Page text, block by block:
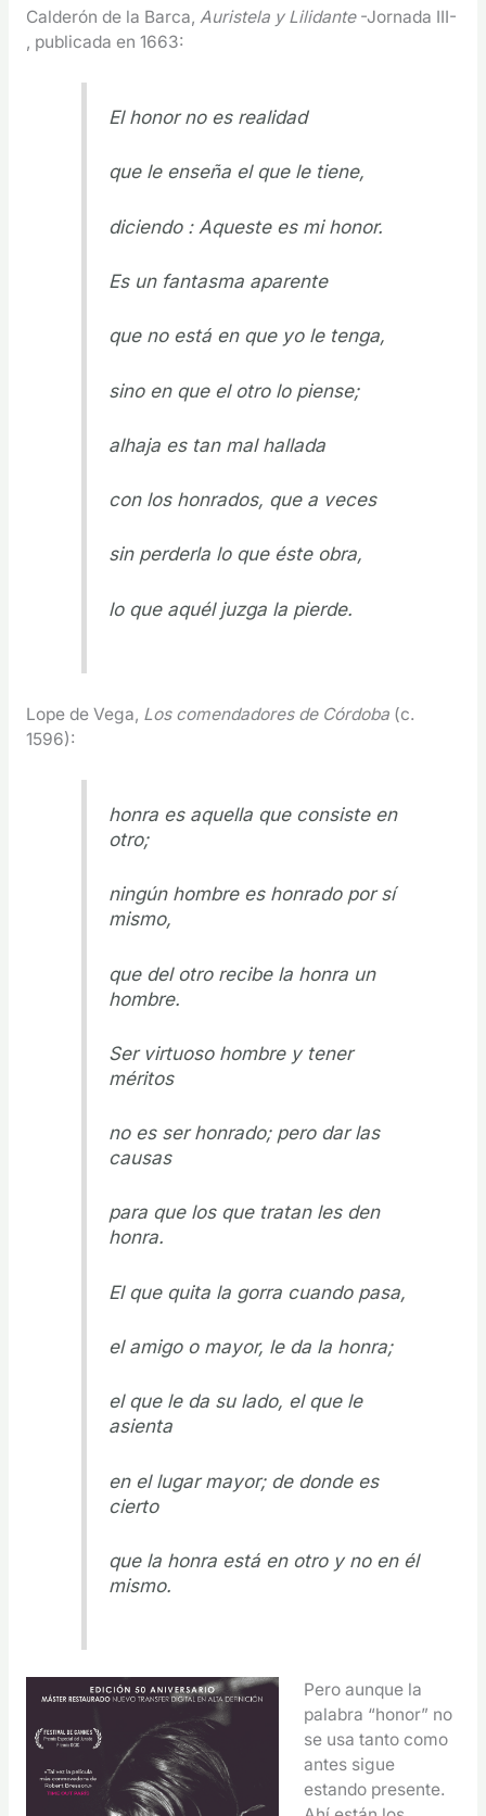
Calderón de la Barca, Auristela y Lilidante-Jornada III-
, publicada en 1663:
El honor no es realidad
que le enseña el que le tiene,
diciendo : Aqueste es mi honor.
Es un fantasma aparente
que no está en que yo le tenga,
sino en que el otro lo piense;
alhaja es tan mal hallada
con los honrados, que a veces
sin perderla lo que éste obra,
lo que aquél juzga la pierde.
Lope de Vega, Los comendadores de Córdoba(c.
1596):
honra es aquella que consiste en
otro;
ningún hombre es honrado por sí
mismo,
que del otro recibe la honra un
hombre.
Ser virtuoso hombre y tener
méritos
no es ser honrado; pero dar las
causas
para que los que tratan les den
honra.
El que quita la gorra cuando pasa,
el amigo o mayor, le da la honra;
el que le da su lado, el que le
asienta
en el lugar mayor; de donde es
cierto
que la honra está en otro y no en él
mismo.
Pero aunque la
palabra “honor” no
se usa tanto como
antes sigue
estando presente.